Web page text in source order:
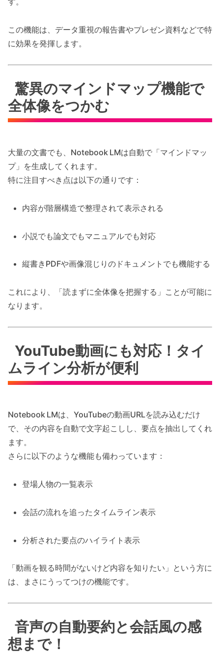
この機能は、データ重視の報告書やプレゼン資料などで特
に効果を発揮します。
驚異のマインドマップ機能で
全体像をつかむ
大量の文書でも、Notebook LMは自動で「マインドマッ
プ」を生成してくれます。
特に注目すべき点は以下の通りです：
内容が階層構造で整理されて表示される
小説でも論文でもマニュアルでも対応
縦書きPDFや画像混じりのドキュメントでも機能する
これにより、「読まずに全体像を把握する」ことが可能に
なります。
YouTube動画にも対応！タイ
ムライン分析が便利
Notebook LMは、YouTubeの動画URLを読み込むだけ
で、その内容を自動で文字起こしし、要点を抽出してくれ
ます。
さらに以下のような機能も備わっています：
登場人物の一覧表示
会話の流れを追ったタイムライン表示
分析された要点のハイライト表示
「動画を観る時間がないけど内容を知りたい」という方に
は、まさにうってつけの機能です。
音声の自動要約と会話風の感
想まで！